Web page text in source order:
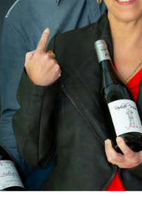
ET-
– Rosés –
indépendant
à consommer avec